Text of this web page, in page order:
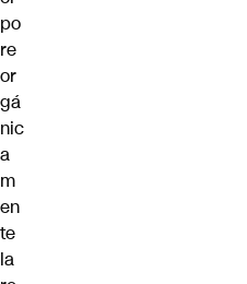
po
re
or
gá
nic
a
m
en
te
la